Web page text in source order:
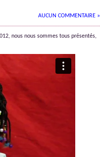
AUCUN COMMENTAIRE »
nous nous sommes tous présentés,